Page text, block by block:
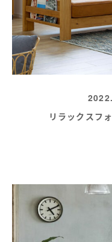
リラックスフ